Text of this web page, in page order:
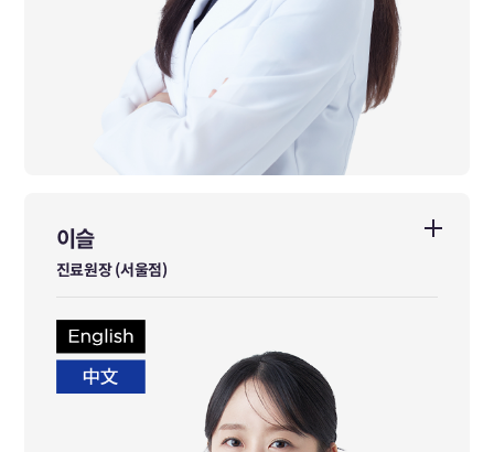
이슬
진료원장 (서울점)
이슬
진료원장 (서울점)
부산대학교 한의학전문대학원 졸업